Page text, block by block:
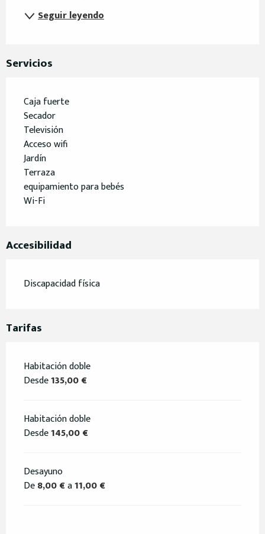
Seguir leyendo
Servicios
Caja fuerte
Secador
Televisión
Acceso wifi
Jardín
Terraza
equipamiento para bebés
Wi-Fi
Accesibilidad
Discapacidad física
Tarifas
Habitación doble
Desde135,00 €
Habitación doble
Desde145,00 €
Desayuno
De8,00 €a11,00 €